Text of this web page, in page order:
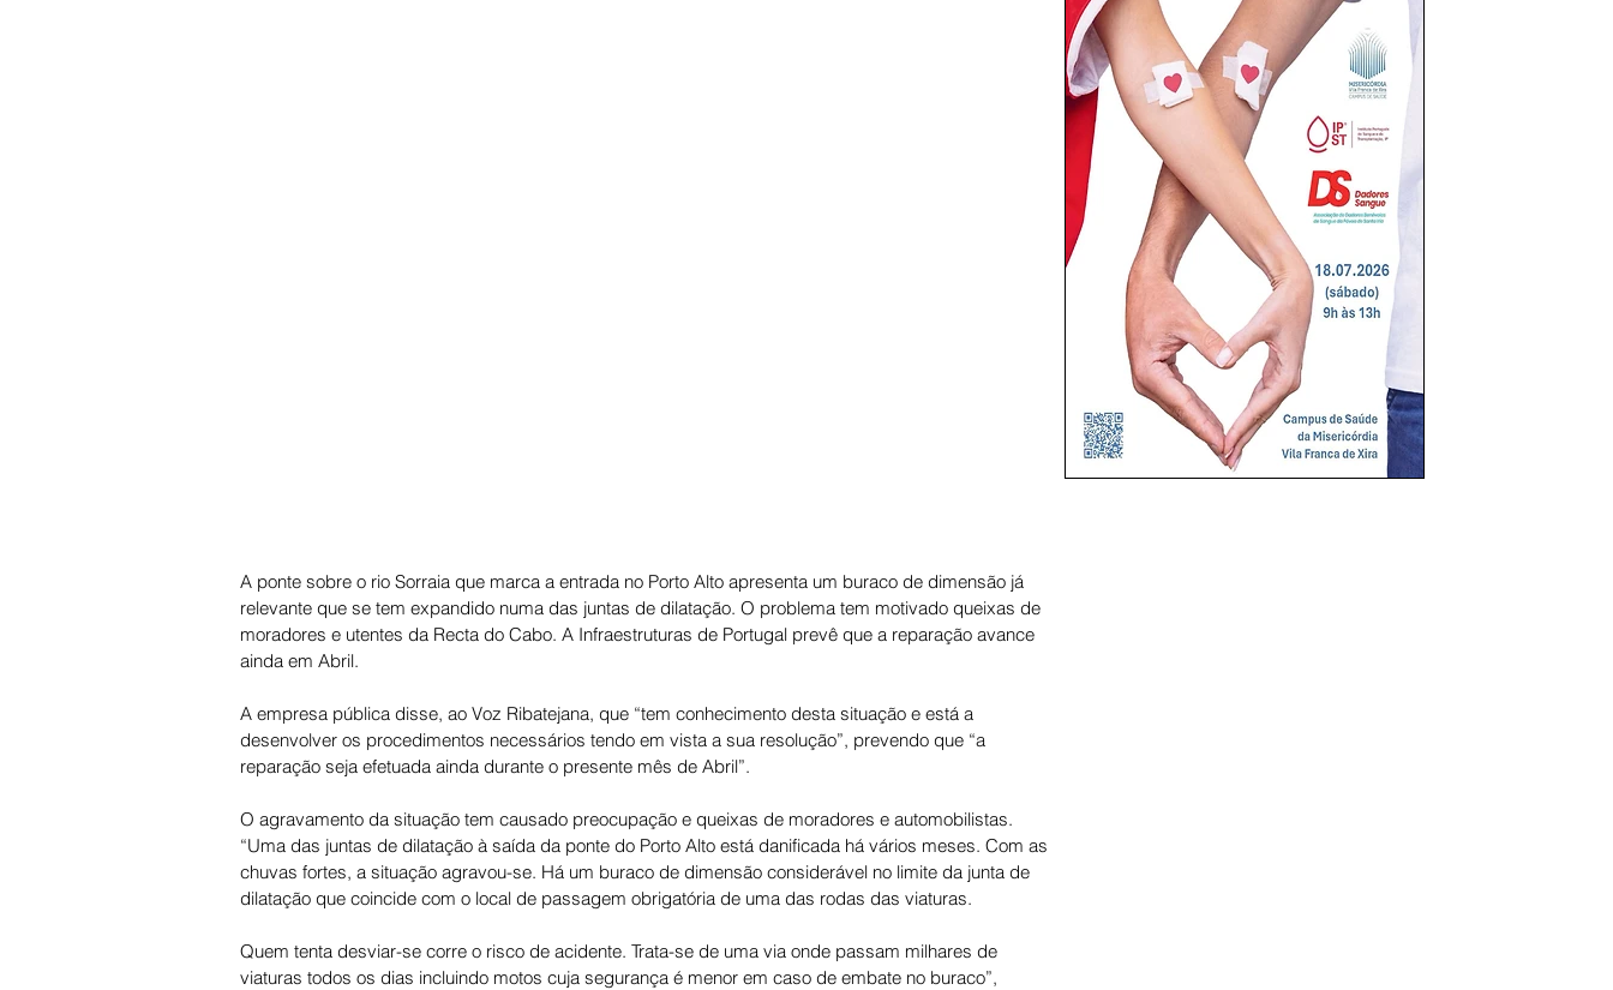
A ponte sobre o rio Sorraia que marca a entrada no Porto Alto apresenta um buraco de dimensão já
relevante que se tem expandido numa das juntas de dilatação. O problema tem motivado queixas de
moradores e utentes da Recta do Cabo. A Infraestruturas de Portugal prevê que a reparação avance
ainda em Abril.
A empresa pública disse, ao Voz Ribatejana, que “tem conhecimento desta situação e está a
desenvolver os procedimentos necessários tendo em vista a sua resolução”, prevendo que “a
reparação seja efetuada ainda durante o presente mês de Abril”.
O agravamento da situação tem causado preocupação e queixas de moradores e automobilistas.
“Uma das juntas de dilatação à saída da ponte do Porto Alto está danificada há vários meses. Com as
chuvas fortes, a situação agravou-se. Há um buraco de dimensão considerável no limite da junta de
dilatação que coincide com o local de passagem obrigatória de uma das rodas das viaturas.
Quem tenta desviar-se corre o risco de acidente. Trata-se de uma via onde passam milhares de
viaturas todos os dias incluindo motos cuja segurança é menor em caso de embate no buraco”,